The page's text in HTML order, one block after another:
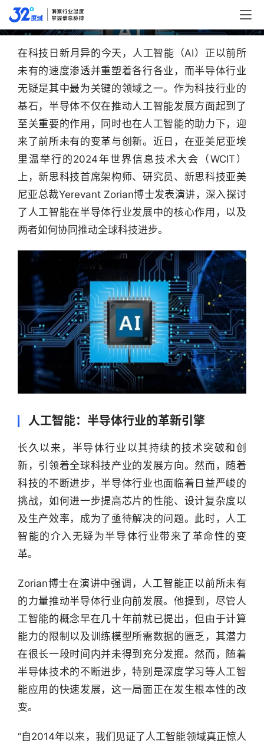
性影响可以彻底改变行业
在科技日新月异的今天，人工智能（AI）正以前所
未有的速度渗透并重塑着各行各业，而半导体行业
无疑是其中最为关键的领域之一。作为科技行业的
基石，半导体不仅在推动人工智能发展方面起到了
至关重要的作用，同时也在人工智能的助力下，迎
来了前所未有的变革与创新。近日，在亚美尼亚埃
里温举行的2024年世界信息技术大会（WCIT）
上，新思科技首席架构师、研究员、新思科技亚美
尼亚总裁Yerevant Zorian博士发表演讲，深入探讨
了人工智能在半导体行业发展中的核心作用，以及
两者如何协同推动全球科技进步。
人工智能：半导体行业的革新引擎
长久以来，半导体行业以其持续的技术突破和创
新，引领着全球科技产业的发展方向。然而，随着
科技的不断进步，半导体行业也面临着日益严峻的
挑战，如何进一步提高芯片的性能、设计复杂度以
及生产效率，成为了亟待解决的问题。此时，人工
智能的介入无疑为半导体行业带来了革命性的变
革。
Zorian博士在演讲中强调，人工智能正以前所未有
的力量推动半导体行业向前发展。他提到，尽管人
工智能的概念早在几十年前就已提出，但由于计算
能力的限制以及训练模型所需数据的匮乏，其潜力
在很长一段时间内并未得到充分发掘。然而，随着
半导体技术的不断进步，特别是深度学习等人工智
能应用的快速发展，这一局面正在发生根本性的改
变。
“自2014年以来，我们见证了人工智能领域真正惊人